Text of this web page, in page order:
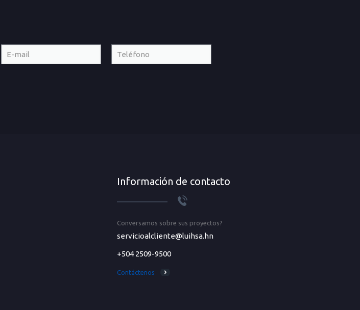
Información de contacto
Conversamos sobre sus proyectos?
servicioalcliente@luihsa.hn
+504 2509-9500
Contáctenos